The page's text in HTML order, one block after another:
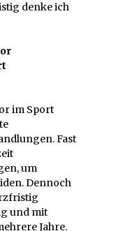
denke ich
im Sport
Fast
um
Dennoch
und mit
Jahre.